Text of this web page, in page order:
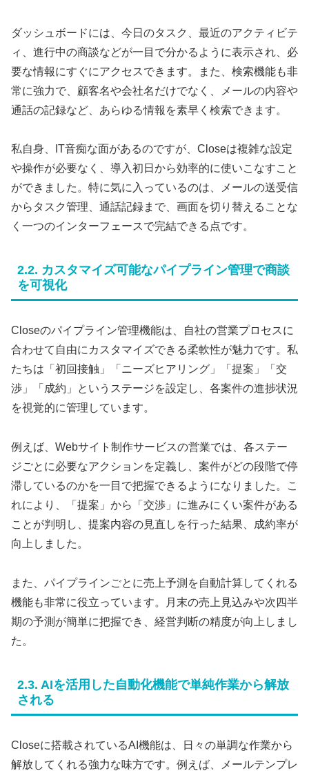
ダッシュボードには、今日のタスク、最近のアクティビテ
ィ、進行中の商談などが一目で分かるように表示され、必
要な情報にすぐにアクセスできます。また、検索機能も非
常に強力で、顧客名や会社名だけでなく、メールの内容や
通話の記録など、あらゆる情報を素早く検索できます。
私自身、IT音痴な面があるのですが、Closeは複雑な設定
や操作が必要なく、導入初日から効率的に使いこなすこと
ができました。特に気に入っているのは、メールの送受信
からタスク管理、通話記録まで、画面を切り替えることな
く一つのインターフェースで完結できる点です。
2.2. カスタマイズ可能なパイプライン管理で商談
を可視化
Closeのパイプライン管理機能は、自社の営業プロセスに
合わせて自由にカスタマイズできる柔軟性が魅力です。私
たちは「初回接触」「ニーズヒアリング」「提案」「交
渉」「成約」というステージを設定し、各案件の進捗状況
を視覚的に管理しています。
例えば、Webサイト制作サービスの営業では、各ステー
ジごとに必要なアクションを定義し、案件がどの段階で停
滞しているのかを一目で把握できるようになりました。こ
れにより、「提案」から「交渉」に進みにくい案件がある
ことが判明し、提案内容の見直しを行った結果、成約率が
向上しました。
また、パイプラインごとに売上予測を自動計算してくれる
機能も非常に役立っています。月末の売上見込みや次四半
期の予測が簡単に把握でき、経営判断の精度が向上しまし
た。
2.3. AIを活用した自動化機能で単純作業から解放
される
Closeに搭載されているAI機能は、日々の単調な作業から
解放してくれる強力な味方です。例えば、メールテンプレ